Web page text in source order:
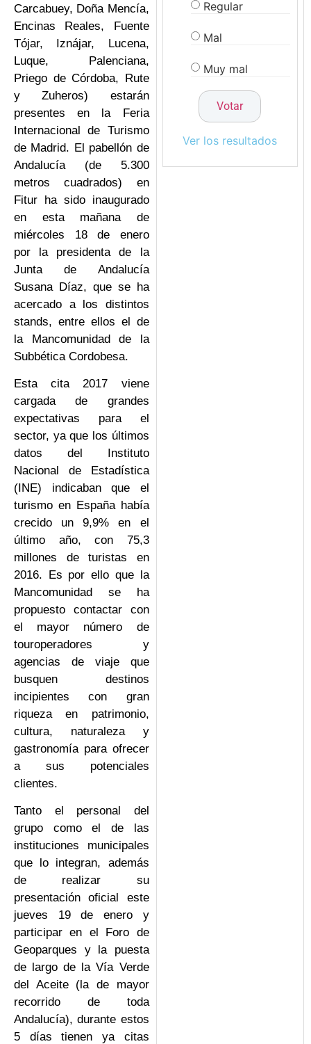
Carcabuey, Doña Mencía,
Encinas Reales, Fuente
Tójar, Iznájar, Lucena,
Luque, Palenciana,
Priego de Córdoba, Rute
y Zuheros) estarán
presentes en la Feria
Internacional de Turismo
de Madrid. El pabellón de
Andalucía (de 5.300
metros cuadrados) en
Fitur ha sido inaugurado
en esta mañana de
miércoles 18 de enero
por la presidenta de la
Junta de Andalucía
Susana Díaz, que se ha
acercado a los distintos
stands, entre ellos el de
la Mancomunidad de la
Subbética Cordobesa.
Esta cita 2017 viene
cargada de grandes
expectativas para el
sector, ya que los últimos
datos del Instituto
Nacional de Estadística
(INE) indicaban que el
turismo en España había
crecido un 9,9% en el
último año, con 75,3
millones de turistas en
2016. Es por ello que la
Mancomunidad se ha
propuesto contactar con
el mayor número de
touroperadores y
agencias de viaje que
busquen destinos
incipientes con gran
riqueza en patrimonio,
cultura, naturaleza y
gastronomía para ofrecer
a sus potenciales
clientes.
Tanto el personal del
grupo como el de las
instituciones municipales
que lo integran, además
de realizar su
presentación oficial este
jueves 19 de enero y
participar en el Foro de
Geoparques y la puesta
de largo de la Vía Verde
del Aceite (la de mayor
recorrido de toda
Andalucía), durante estos
5 días tienen ya citas
Regular
Mal
Muy mal
Ver los resultados